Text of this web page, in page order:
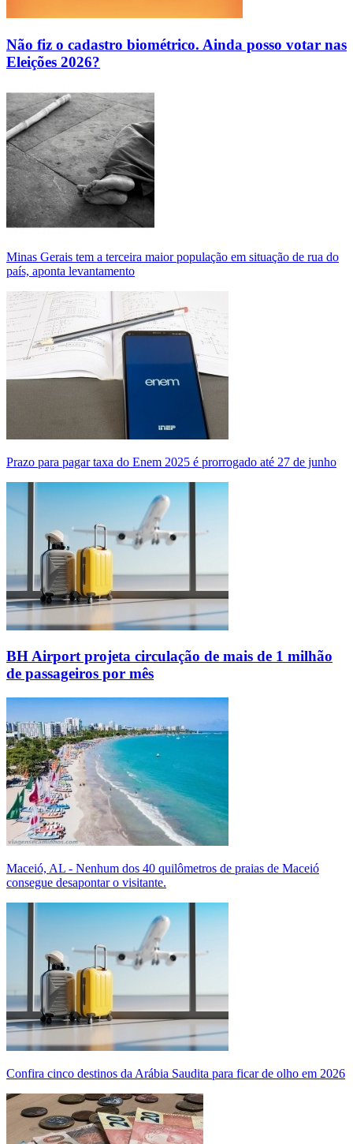
Não fiz o cadastro biométrico. Ainda posso votar nas
Eleições 2026?
Minas Gerais tem a terceira maior população em situação de rua do
país, aponta levantamento
Prazo para pagar taxa do Enem 2025 é prorrogado até 27 de junho
BH Airport projeta circulação de mais de 1 milhão
de passageiros por mês
Maceió, AL - Nenhum dos 40 quilômetros de praias de Maceió
consegue desapontar o visitante.
Confira cinco destinos da Arábia Saudita para ficar de olho em 2026